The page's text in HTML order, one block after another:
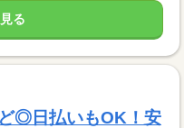
る
◎日払いもOK！安